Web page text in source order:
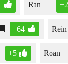
Ran +2
+64 Rein
+5 Roan